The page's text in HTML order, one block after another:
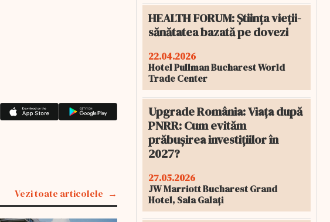
Vezi toate articolele
HEALTH FORUM: Știința vieții-
sănătatea bazată pe dovezi
22.04.2026
Hotel Pullman Bucharest World
Trade Center
Upgrade România: Viața după
PNRR: Cum evităm
prăbușirea investițiilor în
2027?
27.05.2026
JW Marriott Bucharest Grand
Hotel, Sala Galați